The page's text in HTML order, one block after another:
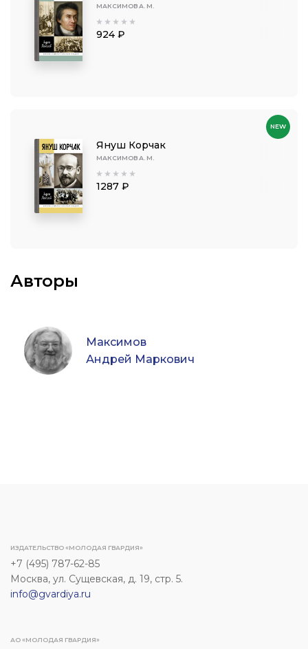
МАКСИМОВ А. М.
924 ₽
Януш Корчак
МАКСИМОВ А. М.
1287 ₽
NEW
Авторы
Максимов
Андрей Маркович
ИЗДАТЕЛЬСТВО «МОЛОДАЯ ГВАРДИЯ»
+7 (495) 787-62-85
Москва, ул. Сущевская, д. 19, стр. 5.
info@gvardiya.ru
АО «МОЛОДАЯ ГВАРДИЯ»